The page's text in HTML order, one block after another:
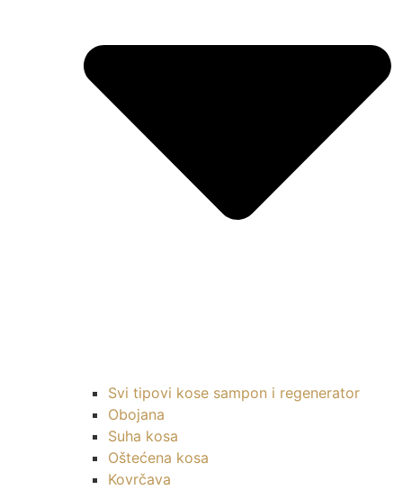
Svi tipovi kose sampon i regenerator
Obojana
Suha kosa
Oštećena kosa
Kovrčava